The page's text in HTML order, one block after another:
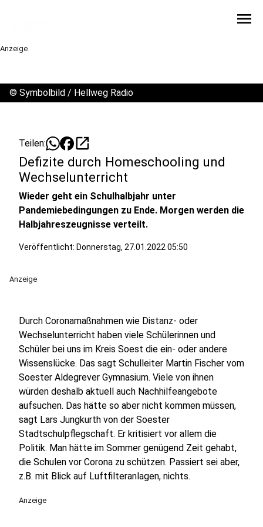
menu
Anzeige
© Symbolbild / Hellweg Radio
Teilen: open_in_new
Defizite durch Homeschooling und
Wechselunterricht
Wieder geht ein Schulhalbjahr unter
Pandemiebedingungen zu Ende. Morgen werden die
Halbjahreszeugnisse verteilt.
Veröffentlicht: Donnerstag, 27.01.2022 05:50
Anzeige
Durch Coronamaßnahmen wie Distanz- oder
Wechselunterricht haben viele Schülerinnen und
Schüler bei uns im Kreis Soest die ein- oder andere
Wissenslücke. Das sagt Schulleiter Martin Fischer vom
Soester Aldegrever Gymnasium. Viele von ihnen
würden deshalb aktuell auch Nachhilfeangebote
aufsuchen. Das hätte so aber nicht kommen müssen,
sagt Lars Jungkurth von der Soester
Stadtschulpflegschaft. Er kritisiert vor allem die
Politik. Man hätte im Sommer genügend Zeit gehabt,
die Schulen vor Corona zu schützen. Passiert sei aber,
z.B. mit Blick auf Luftfilteranlagen, nichts.
Anzeige